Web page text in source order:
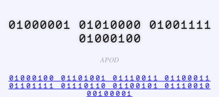
01000001 01010000 01001111
01000100
APOD
01000100 01101001 01110011 01100011
01101111 01110110 01100101 01110010
00100001